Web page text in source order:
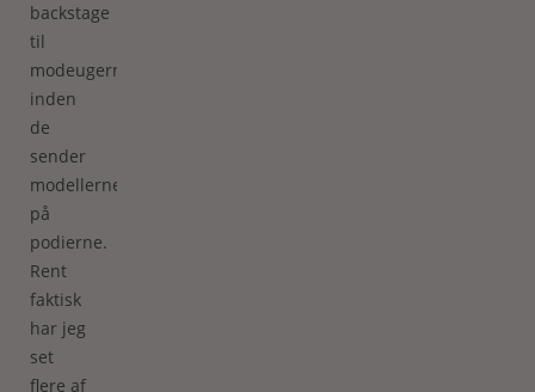
backstage
til
modeugerne,
inden
de
sender
modellerne
på
podierne.
Rent
faktisk
har jeg
set
flere af